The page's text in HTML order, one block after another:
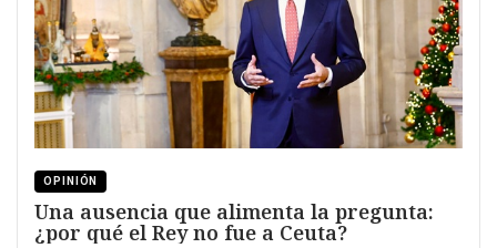
OPINIÓN
Una ausencia que alimenta la pregunta:
¿por qué el Rey no fue a Ceuta?